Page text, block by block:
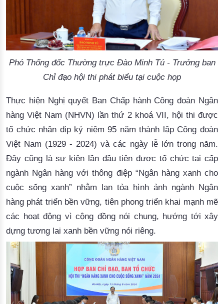
Phó Thống đốc Thường trực Đào Minh Tú - Trưởng ban
Chỉ đạo hội thi phát biểu tại cuộc họp
Thực hiện Nghị quyết Ban Chấp hành Công đoàn Ngân
hàng Việt Nam (NHVN) lần thứ 2 khoá VII, hội thi được
tổ chức nhân dịp kỷ niệm 95 năm thành lập Công đoàn
Việt Nam (1929 - 2024) và các ngày lễ lớn trong năm.
Đây cũng là sự kiện lần đầu tiên được tổ chức tại cấp
ngành Ngân hàng với thông điệp “Ngân hàng xanh cho
cuộc sống xanh” nhằm lan tỏa hình ảnh ngành Ngân
hàng phát triển bền vững, tiên phong triển khai mạnh mẽ
các hoạt động vì cộng đồng nói chung, hướng tới xây
dựng tương lai xanh bền vững nói riêng.